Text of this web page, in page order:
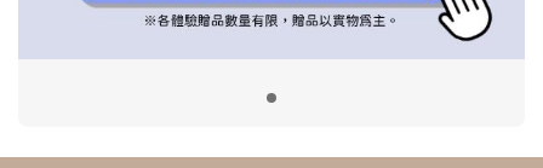
2023信誼年度報告
2024信誼年度報告